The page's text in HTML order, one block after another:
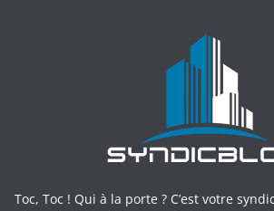
Toc, Toc ! Qui à la porte ? C’est votre